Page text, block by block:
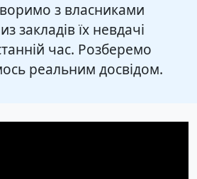
з власниками
закладів їх невдачі
час. Розберемо
реальним досвідом.